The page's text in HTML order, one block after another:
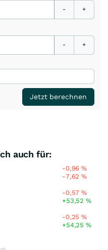
- +
- +
Jetzt berechnen
auch für:
-0,96%
-7,62%
-0,57%
+53,52%
-0,25%
+54,25%